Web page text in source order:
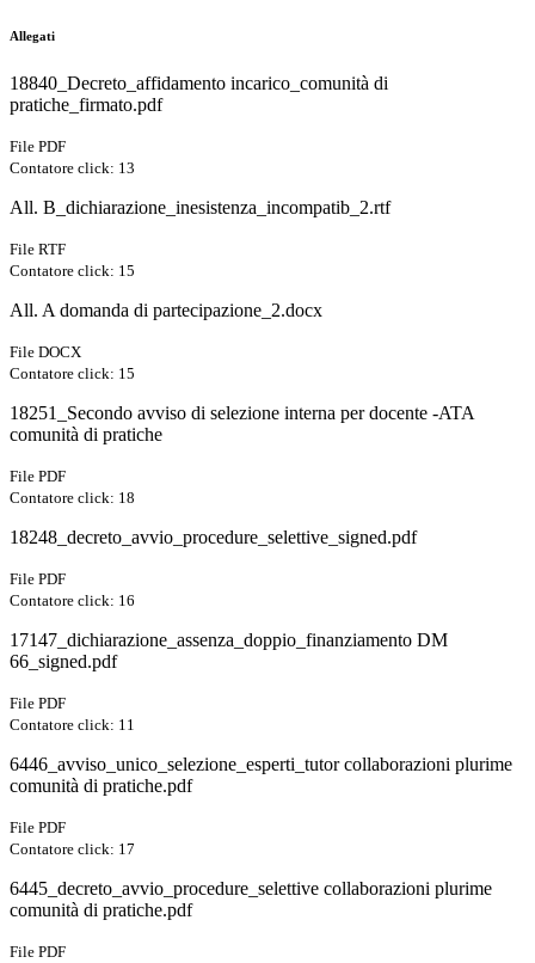
Allegati
18840_Decreto_affidamento incarico_comunità di
pratiche_firmato.pdf
File PDF
Contatore click: 13
All. B_dichiarazione_inesistenza_incompatib_2.rtf
File RTF
Contatore click: 15
All. A domanda di partecipazione_2.docx
File DOCX
Contatore click: 15
18251_Secondo avviso di selezione interna per docente -ATA
comunità di pratiche
File PDF
Contatore click: 18
18248_decreto_avvio_procedure_selettive_signed.pdf
File PDF
Contatore click: 16
17147_dichiarazione_assenza_doppio_finanziamento DM
66_signed.pdf
File PDF
Contatore click: 11
6446_avviso_unico_selezione_esperti_tutor collaborazioni plurime
comunità di pratiche.pdf
File PDF
Contatore click: 17
6445_decreto_avvio_procedure_selettive collaborazioni plurime
comunità di pratiche.pdf
File PDF